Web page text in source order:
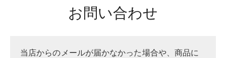
お問い合わせ
当店からのメールが届かなかった場合や、商品に